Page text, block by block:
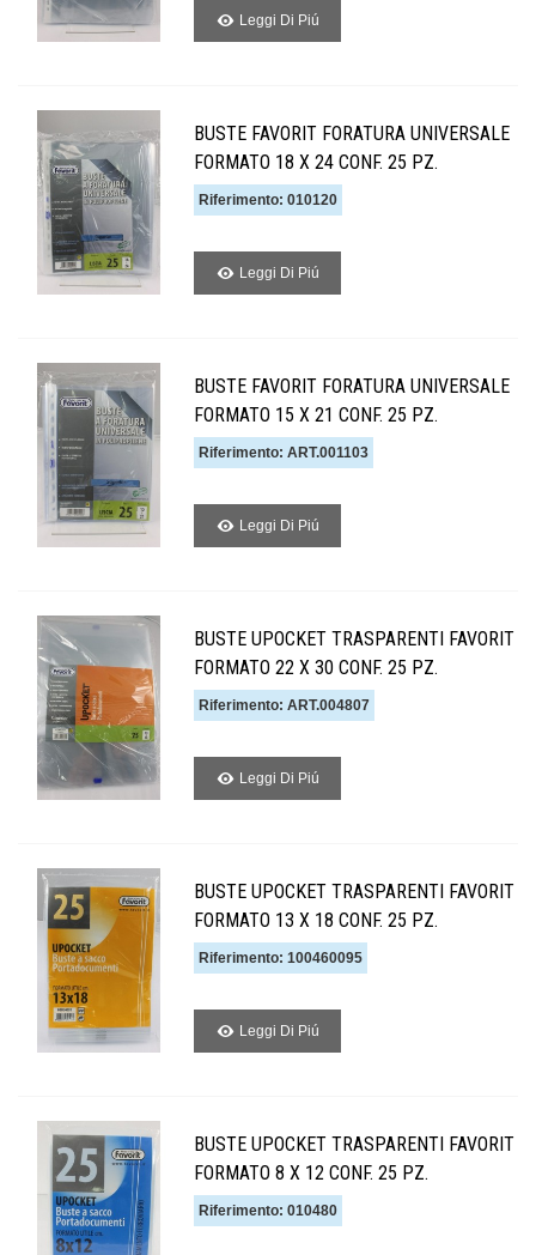
Leggi Di Piú
BUSTE FAVORIT FORATURA UNIVERSALE
FORMATO 18 X 24 CONF. 25 PZ.
Riferimento: 010120
Leggi Di Piú
BUSTE FAVORIT FORATURA UNIVERSALE
FORMATO 15 X 21 CONF. 25 PZ.
Riferimento: ART.001103
Leggi Di Piú
BUSTE UPOCKET TRASPARENTI FAVORIT
FORMATO 22 X 30 CONF. 25 PZ.
Riferimento: ART.004807
Leggi Di Piú
BUSTE UPOCKET TRASPARENTI FAVORIT
FORMATO 13 X 18 CONF. 25 PZ.
Riferimento: 100460095
Leggi Di Piú
BUSTE UPOCKET TRASPARENTI FAVORIT
FORMATO 8 X 12 CONF. 25 PZ.
Riferimento: 010480